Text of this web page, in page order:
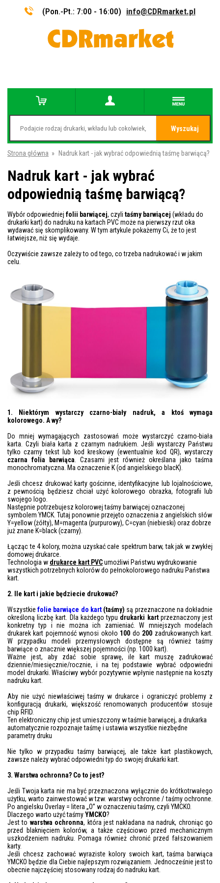
(Pon.-Pt.: 7:00 - 16:00) info@CDRmarket.pl
Wyszukaj
Strona główna » Nadruk kart - jak wybrać odpowiednią taśmę barwiącą?
Nadruk kart - jak wybrać
odpowiednią taśmę barwiącą?
Wybór odpowiedniej folii barwiącej, czyli taśmy barwiącej (wkładu do
drukarki kart) do nadruku na kartach PVC może na pierwszy rzut oka
wydawać się skomplikowany. W tym artykule pokażemy Ci, że to jest
łatwiejsze, niż się wydaje.
Oczywiście zawsze zależy to od tego, co trzeba nadrukować i w jakim
celu.
1. Niektórym wystarczy czarno-biały nadruk, a ktoś wymaga
kolorowego. A wy?
Do mniej wymagających zastosowań może wystarczyć czarno-biała
karta. Czyli biała karta z czarnym nadrukiem. Jeśli wystarczy Państwu
tylko czarny tekst lub kod kreskowy (ewentualnie kod QR), wystarczy
czarna folia barwiąca . Czasami jest również określana jako taśma
monochromatyczna. Ma oznaczenie K (od angielskiego blacK).
Jeśli chcesz drukować karty gościnne, identyfikacyjne lub lojalnościowe,
z pewnością będziesz chciał użyć kolorowego obrazka, fotografii lub
swojego logo.
Następnie potrzebujesz kolorowej taśmy barwiącej oznaczonej
symbolem YMCK. Tutaj ponownie przejęto oznaczenia z angielskich słów
Y=yellow (żółty), M=magenta (purpurowy), C=cyan (niebieski) oraz dobrze
już znane K=black (czarny).
Łącząc te 4 kolory, można uzyskać całe spektrum barw, tak jak w zwykłej
domowej drukarce.
Technologia w drukarce kart PVCumożliwi Państwu wydrukowanie
wszystkich potrzebnych kolorów do pełnokolorowego nadruku Państwa
kart.
2. Ile kart i jakie będziecie drukować?
Wszystkiefolie barwiące do kart(taśmy) są przeznaczone na dokładnie
określoną liczbę kart. Dla każdego typu drukarki kartprzeznaczony jest
konkretny typ i nie można ich zamieniać. W mniejszych modelach
drukarek kart pojemność wynosi około 100 do 200 zadrukowanych kart.
W przypadku modeli przemysłowych dostępne są również taśmy
barwiące o znacznie większej pojemności (np. 1000 kart).
Ważne jest, aby zdać sobie sprawę, ile kart muszę zadrukować
dziennie/miesięcznie/rocznie, i na tej podstawie wybrać odpowiedni
model drukarki. Właściwy wybór pozytywnie wpłynie następnie na koszty
nadruku kart.
Aby nie użyć niewłaściwej taśmy w drukarce i ograniczyć problemy z
konfiguracją drukarki, większość renomowanych producentów stosuje
chip RFID.
Ten elektroniczny chip jest umieszczony w taśmie barwiącej, a drukarka
automatycznie rozpoznaje taśmę i ustawia wszystkie niezbędne
parametry druku
Nie tylko w przypadku taśmy barwiącej, ale także kart plastikowych,
zawsze należy wybrać odpowiedni typ do swojej drukarki kart.
3. Warstwa ochronna? Co to jest?
Jeśli Twoja karta nie ma być przeznaczona wyłącznie do krótkotrwałego
użytku, warto zainwestować w tzw. warstwy ochronne / taśmy ochronne.
Po angielsku Overlay = litera „O” w oznaczeniu taśmy, czyli YMCKO.
Dlaczego warto użyć taśmyYMCKO?
Jest to warstwa ochronna, która jest nakładana na nadruk, chroniąc go
przed blaknięciem kolorów, a także częściowo przed mechanicznym
uszkodzeniem nadruku. Pomaga również chronić przed fałszowaniem
karty.
Jeśli chcesz zachować wyraziste kolory swoich kart, taśma barwiąca
YMCKO będzie dla Ciebie najlepszym rozwiązaniem. Jednocześnie jest to
obecnie najczęściej stosowany rodzaj do nadruku kart.